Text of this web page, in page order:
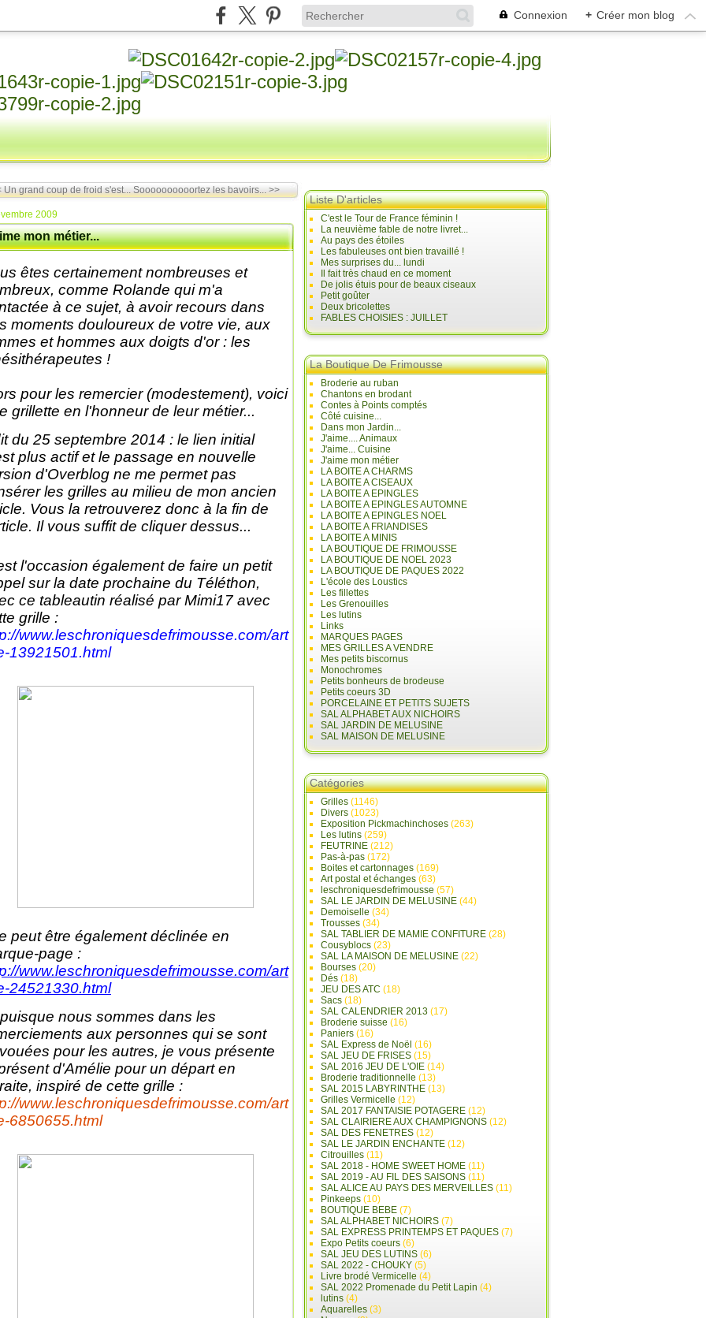
Connexion + Créer mon blog
Un grand coup de froid s'est... Soooooooooortez les bavoirs... >>
2009
mon métier...
êtes certainement nombreuses et
comme Rolande qui m'a
à ce sujet, à avoir recours dans
moments douloureux de votre vie, aux
et hommes aux doigts d'or : les
!
pour les remercier (modestement), voici
grillette en l'honneur de leur métier...
du 25 septembre 2014 : le lien initial
plus actif et le passage en nouvelle
d'Overblog ne me permet pas
les grilles au milieu de mon ancien
Vous la retrouverez donc à la fin de
Il vous suffit de cliquer dessus...
l'occasion également de faire un petit
sur la date prochaine du Téléthon,
ce tableautin réalisé par Mimi17 avec
grille :
www.leschroniquesdefrimousse.com/art
13921501.html
peut être également déclinée en
page :
www.leschroniquesdefrimousse.com/art
24521330.html
nous sommes dans les
aux personnes qui se sont
pour les autres, je vous présente
d'Amélie pour un départ en
inspiré de cette grille :
www.leschroniquesdefrimousse.com/art
6850655.html
Liste D'articles
C'est le Tour de France féminin !
La neuvième fable de notre livret...
Au pays des étoiles
Les fabuleuses ont bien travaillé !
Mes surprises du... lundi
Il fait très chaud en ce moment
De jolis étuis pour de beaux ciseaux
Petit goûter
Deux bricolettes
FABLES CHOISIES : JUILLET
La Boutique De Frimousse
Broderie au ruban
Chantons en brodant
Contes à Points comptés
Côté cuisine...
Dans mon Jardin...
J'aime.... Animaux
J'aime... Cuisine
J'aime mon métier
LA BOITE A CHARMS
LA BOITE A CISEAUX
LA BOITE A EPINGLES
LA BOITE A EPINGLES AUTOMNE
LA BOITE A EPINGLES NOEL
LA BOITE A FRIANDISES
LA BOITE A MINIS
LA BOUTIQUE DE FRIMOUSSE
LA BOUTIQUE DE NOEL 2023
LA BOUTIQUE DE PAQUES 2022
L'école des Loustics
Les fillettes
Les Grenouilles
Les lutins
Links
MARQUES PAGES
MES GRILLES A VENDRE
Mes petits biscornus
Monochromes
Petits bonheurs de brodeuse
Petits coeurs 3D
PORCELAINE ET PETITS SUJETS
SAL ALPHABET AUX NICHOIRS
SAL JARDIN DE MELUSINE
SAL MAISON DE MELUSINE
Catégories
Grilles (1146)
Divers (1023)
Exposition Pickmachinchoses (263)
Les lutins (259)
FEUTRINE (212)
Pas-à-pas (172)
Boites et cartonnages (169)
Art postal et échanges (63)
leschroniquesdefrimousse (57)
SAL LE JARDIN DE MELUSINE (44)
Demoiselle (34)
Trousses (34)
SAL TABLIER DE MAMIE CONFITURE (28)
Cousyblocs (23)
SAL LA MAISON DE MELUSINE (22)
Bourses (20)
Dés (18)
JEU DES ATC (18)
Sacs (18)
SAL CALENDRIER 2013 (17)
Broderie suisse (16)
Paniers (16)
SAL Express de Noël (16)
SAL JEU DE FRISES (15)
SAL 2016 JEU DE L'OIE (14)
Broderie traditionnelle (13)
SAL 2015 LABYRINTHE (13)
Grilles Vermicelle (12)
SAL 2017 FANTAISIE POTAGERE (12)
SAL CLAIRIERE AUX CHAMPIGNONS (12)
SAL DES FENETRES (12)
SAL LE JARDIN ENCHANTE (12)
Citrouilles (11)
SAL 2018 - HOME SWEET HOME (11)
SAL 2019 - AU FIL DES SAISONS (11)
SAL ALICE AU PAYS DES MERVEILLES (11)
Pinkeeps (10)
BOUTIQUE BEBE (7)
SAL ALPHABET NICHOIRS (7)
SAL EXPRESS PRINTEMPS ET PAQUES (7)
Expo Petits coeurs (6)
SAL JEU DES LUTINS (6)
SAL 2022 - CHOUKY (5)
Livre brodé Vermicelle (4)
SAL 2022 Promenade du Petit Lapin (4)
lutins (4)
Aquarelles (3)